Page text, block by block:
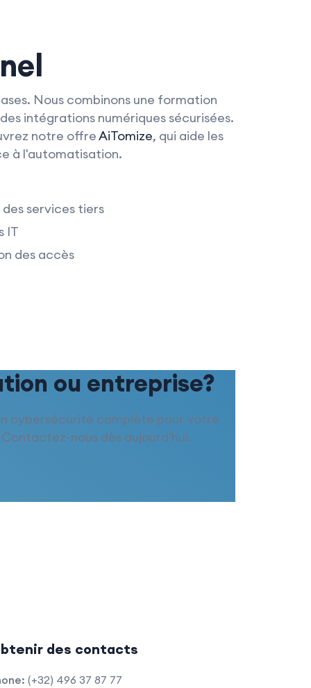
Nous combinons une formation
intégrations numériques sécurisées.
notre offreAiTomize, qui aide les
à l'automatisation.
services tiers
IT
des accès
ou entreprise?
cybersécurité complète pour votre
nous dès aujourd'hui.
des contacts
(+32) 496 37 87 77